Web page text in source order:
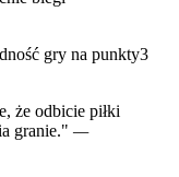
gry na punkty3
że odbicie piłki
granie." —